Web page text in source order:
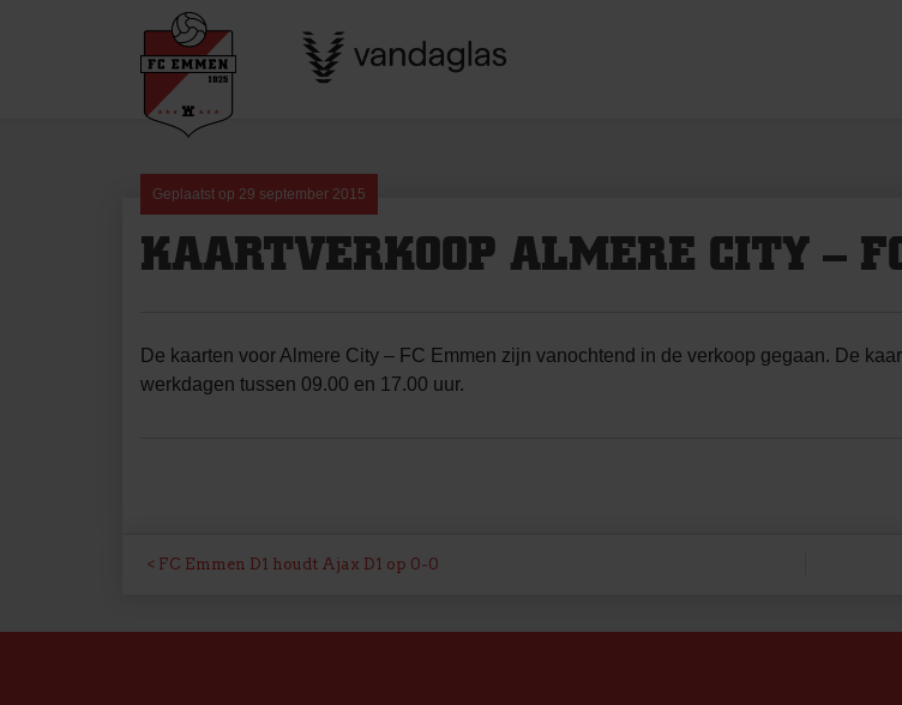
Geplaatst op 29 september 2015
KAARTVERKOOP ALMERE CITY –
De kaarten voor Almere City – FC Emmen zijn vanochtend in de verkoop gegaan. De
werkdagen tussen 09.00 en 17.00 uur.
BERICHT
NAVIGATIE
FC Emmen D1 houdt Ajax D1 op 0-0